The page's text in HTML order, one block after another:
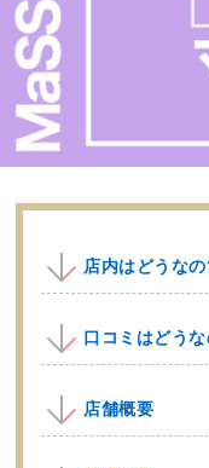
店内はどうな
口コミはどう
店舗概要